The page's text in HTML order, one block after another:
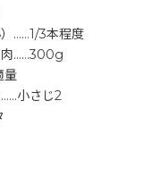
……1/3本程度
肉……300g
量
……小さじ2